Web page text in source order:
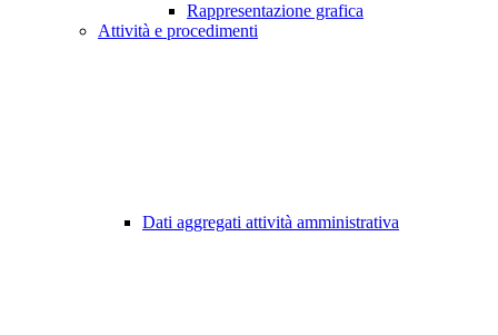
Rappresentazione grafica
Attività e procedimenti
Dati aggregati attività amministrativa